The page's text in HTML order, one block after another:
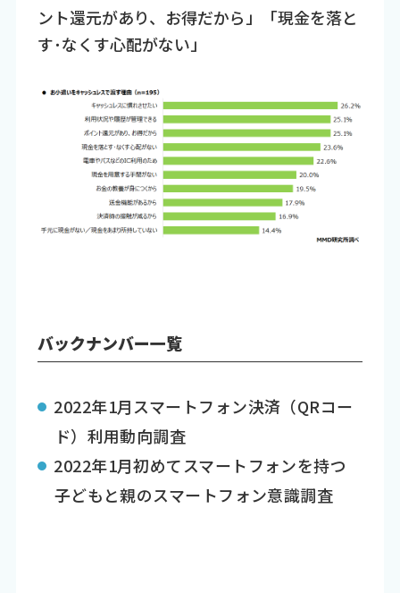
ント還元があり、お得だから」「現金を落と
す･なくす心配がない」
バックナンバー一覧
2022年1月スマートフォン決済（QRコー
ド）利用動向調査
2022年1月初めてスマートフォンを持つ
子どもと親のスマートフォン意識調査